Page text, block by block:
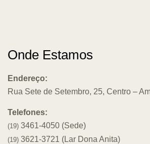
Onde Estamos
Endereço:
Rua Sete de Setembro, 25, Centro –
Telefones:
(19) 3461-4050 (Sede)
(19) 3621-3721 (Lar Dona Anita)